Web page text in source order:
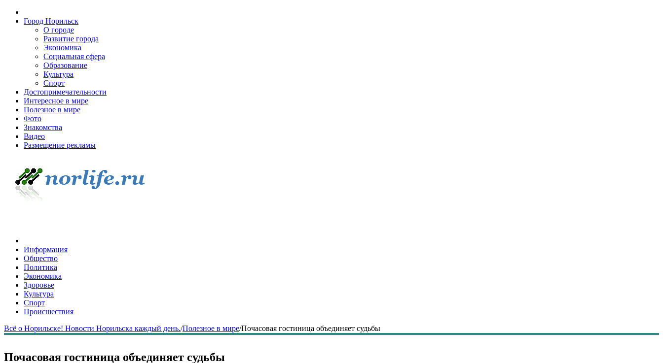
Город Норильск
О городе
Развитие города
Экономика
Социальная сфера
Образование
Культура
Спорт
Достопримечательности
Интересное в мире
Полезное в мире
Фото
Знакомства
Видео
Размещение рекламы
Информация
Общество
Политика
Экономика
Здоровье
Культура
Спорт
Происшествия
Всё о Норильске! Новости Норильска каждый день./Полезное в мире/Почасовая гостиница объединяет судьбы
Почасовая гостиница объединяет судьбы